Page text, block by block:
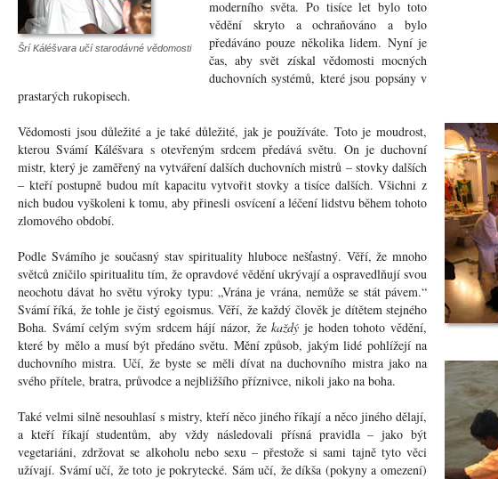
Šrí Káléšvara učí starodávné vědomosti
moderního světa. Po tisíce let bylo toto
vědění skryto a ochraňováno a bylo
předáváno pouze několika lidem. Nyní je
čas, aby svět získal vědomosti mocných
duchovních systémů, které jsou popsány v
prastarých rukopisech.
Vědomosti jsou důležité a je také důležité, jak je používáte. Toto je moudrost,
kterou Svámí Káléšvara s otevřeným srdcem předává světu. On je duchovní
mistr, který je zaměřený na vytváření dalších duchovních mistrů – stovky dalších
– kteří postupně budou mít kapacitu vytvořit stovky a tisíce dalších. Všichni z
nich budou vyškoleni k tomu, aby přinesli osvícení a léčení lidstvu během tohoto
zlomového období.
Podle Svámího je současný stav spirituality hluboce nešťastný. Věří, že mnoho
světců zničilo spiritualitu tím, že opravdové vědění ukrývají a ospravedlňují svou
neochotu dávat ho světu výroky typu: „Vrána je vrána, nemůže se stát pávem.“
Svámí říká, že tohle je čistý egoismus. Věří, že každý člověk je dítětem stejného
Boha. Svámí celým svým srdcem hájí názor, žekaždý je hoden tohoto vědění,
které by mělo a musí být předáno světu. Mění způsob, jakým lidé pohlížejí na
duchovního mistra. Učí, že byste se měli dívat na duchovního mistra jako na
svého přítele, bratra, průvodce a nejbližšího příznivce, nikoli jako na boha.
Také velmi silně nesouhlasí s mistry, kteří něco jiného říkají a něco jiného dělají,
a kteří říkají studentům, aby vždy následovali přísná pravidla – jako být
vegetariáni, zdržovat se alkoholu nebo sexu – přestože si sami tajně tyto věci
užívají. Svámí učí, že toto je pokrytecké. Sám učí, že díkša (pokyny a omezení)